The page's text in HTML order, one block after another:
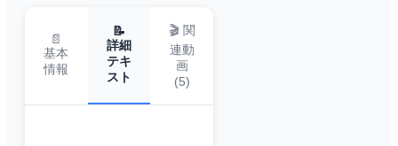
📄
基本
情報
📝
詳細
テキ
スト
🎬 関
連動
画
(5)